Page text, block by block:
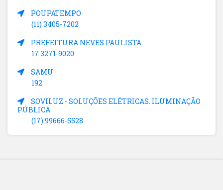
POUPATEMPO
(11) 3405-7202
PREFEITURA NEVES PAULISTA
17 3271-9020
SAMU
192
SOVILUZ - SOLUÇÕES ELÉTRICAS. ILUMINAÇÃO
PÚBLICA
(17) 99666-5528